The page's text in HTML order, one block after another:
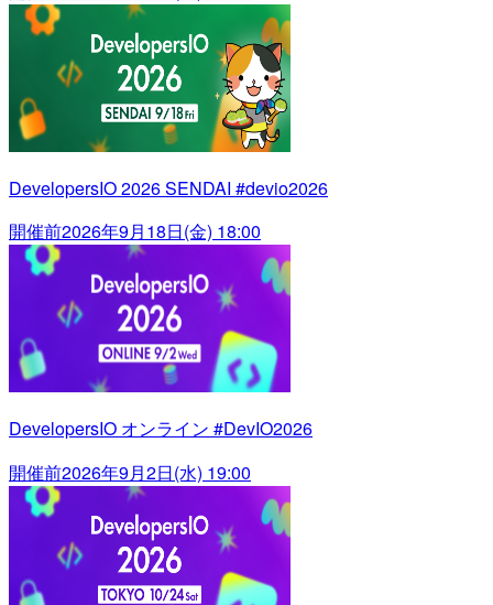
DevelopersIO 2026 SENDAI #devio2026
開催前2026年9月18日(金) 18:00
DevelopersIO オンライン #DevIO2026
開催前2026年9月2日(水) 19:00